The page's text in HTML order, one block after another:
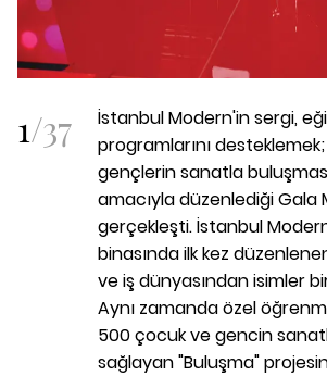
1/37
İstanbul Modern'in sergi,
programlarını
gençlerin sanatla
amacıyla düzenlediği Gala
gerçekleşti. İstanbul
binasında ilk kez
ve iş dünyasından isimler
Aynı zamanda özel
500 çocuk ve gencin
sağlayan "Buluşma"